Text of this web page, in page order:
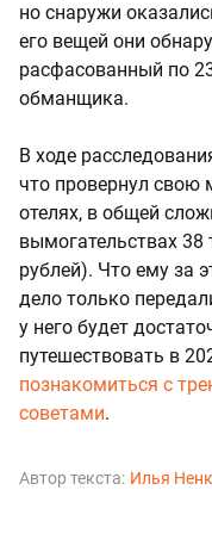
но снаружи
его вещей они
расфасованный по
обманщика.
В ходе
что провернул свою
отелях, в общей
вымогательствах
рублей). Что ему за
дело только
у него будет
путешествовать в
познакомиться с
советами.
Автор текста: Илья